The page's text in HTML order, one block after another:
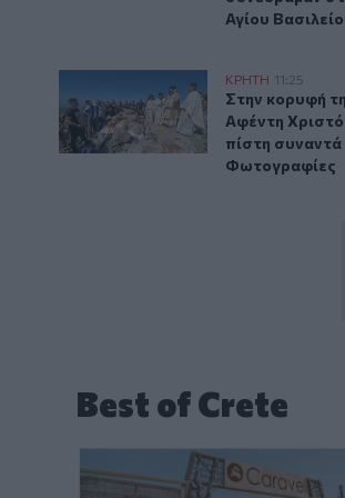
Αγίου
Στην κορυφή της Δίκτης για τον
ΚΡΗΤΗ 11:25
Στην κορυφή
Στην κορυφή
Αφέντη
πίστη
Φωτογραφίες
Best of Crete